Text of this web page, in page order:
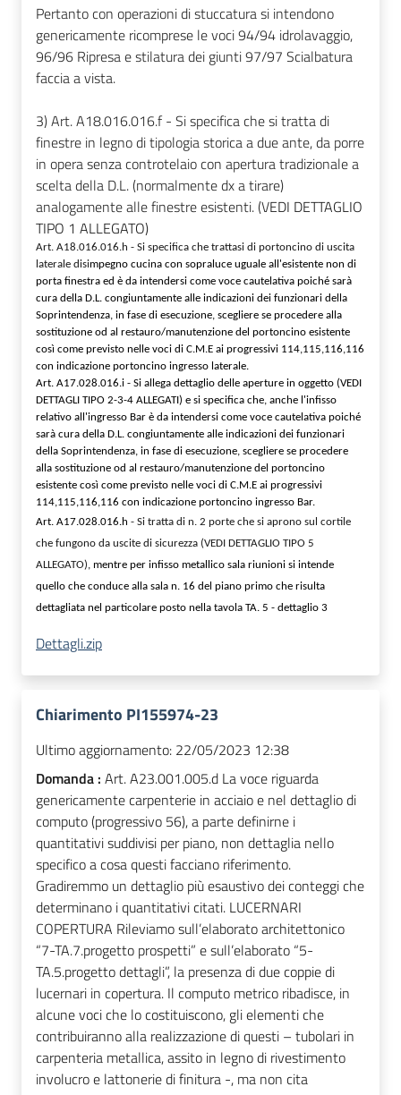
Pertanto con operazioni di stuccatura si intendono
genericamente ricomprese le voci 94/94 idrolavaggio,
96/96 Ripresa e stilatura dei giunti 97/97 Scialbatura
faccia a vista.
3)Art. A18.016.016.f - Si specifica che si tratta di
finestre in legno di tipologia storica a due ante, da porre
in opera senza controtelaio con apertura tradizionale a
scelta della D.L. (normalmente dx a tirare)
analogamente alle finestre esistenti. (VEDI DETTAGLIO
TIPO 1 ALLEGATO)
Art. A18.016.016.h - Si specifica che trattasi di portoncino di uscita
laterale disimpegno cucina con sopraluce uguale all'esistente non di
porta finestra ed è da intendersi come voce cautelativa poiché sarà
cura della D.L. congiuntamente alle indicazioni dei funzionari della
Soprintendenza, in fase di esecuzione, scegliere se procedere alla
sostituzione od al restauro/manutenzione del portoncino esistente
così come previsto nelle voci di C.M.E ai progressivi 114,115,116,116
con indicazione portoncino ingresso laterale.
Art. A17.028.016.i - Si allega dettaglio delle aperture in oggetto (VEDI
DETTAGLI TIPO 2-3-4 ALLEGATI) e si specifica che, anche l'infisso
relativo all'ingresso Bar è da intendersi come voce cautelativa poiché
sarà cura della D.L. congiuntamente alle indicazioni dei funzionari
della Soprintendenza, in fase di esecuzione, scegliere se procedere
alla sostituzione od al restauro/manutenzione del portoncino
esistente così come previsto nelle voci di C.M.E ai progressivi
114,115,116,116 con indicazione portoncino ingresso Bar.
Art. A17.028.016.h - Si tratta di n. 2 porte che si aprono sul cortile
che fungono da uscite di sicurezza (VEDI DETTAGLIO TIPO 5
ALLEGATO), mentre per infisso metallico sala riunioni si intende
quello che conduce alla sala n. 16 del piano primo che risulta
dettagliata nel particolare posto nella tavola TA. 5 - dettaglio 3
Dettagli.zip
Chiarimento PI155974-23
Ultimo aggiornamento: 22/05/2023 12:38
Domanda : Art. A23.001.005.d La voce riguarda
genericamente carpenterie in acciaio e nel dettaglio di
computo (progressivo 56), a parte definirne i
quantitativi suddivisi per piano, non dettaglia nello
specifico a cosa questi facciano riferimento.
Gradiremmo un dettaglio più esaustivo dei conteggi che
determinano i quantitativi citati. LUCERNARI
COPERTURA Rileviamo sull’elaborato architettonico
“7-TA.7.progetto prospetti” e sull’elaborato “5-
TA.5.progetto dettagli”, la presenza di due coppie di
lucernari in copertura. Il computo metrico ribadisce, in
alcune voci che lo costituiscono, gli elementi che
contribuiranno alla realizzazione di questi – tubolari in
carpenteria metallica, assito in legno di rivestimento
involucro e lattonerie di finitura -, ma non cita